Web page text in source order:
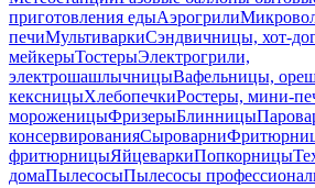
приготовления едыАэрогрили
печиМультиваркиСэндвичницы, хот-
мейкерыТостерыЭлектрогрили,
электрошашлычницыВафельницы,
кексницыХлебопечкиРостеры, мини-
мороженицыФризерыБлинницы
консервированияСыроварни
фритюрницыЯйцеваркиПопкорницы
домаПылесосыПылесосы